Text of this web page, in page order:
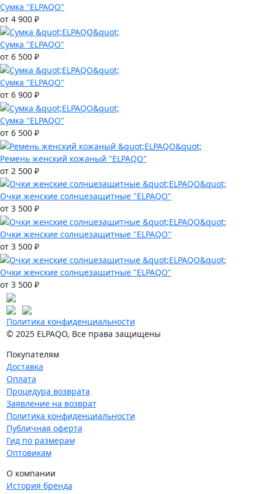
Сумка "ELPAQO"
от 4 900 ₽
Сумка "ELPAQO"
от 6 500 ₽
Сумка "ELPAQO"
от 6 900 ₽
Сумка "ELPAQO"
от 6 500 ₽
Ремень женский кожаный "ELPAQO"
от 2 500 ₽
Очки женские солнцезащитные "ELPAQO"
от 3 500 ₽
Очки женские солнцезащитные "ELPAQO"
от 3 500 ₽
Очки женские солнцезащитные "ELPAQO"
от 3 500 ₽
Политика конфиденциальности
© 2025 ELPAQO, Все права защищены
Покупателям
Доставка
Оплата
Процедура возврата
Заявление на возврат
Политика конфиденциальности
Публичная оферта
Гид по размерам
Оптовикам
О компании
История бренда